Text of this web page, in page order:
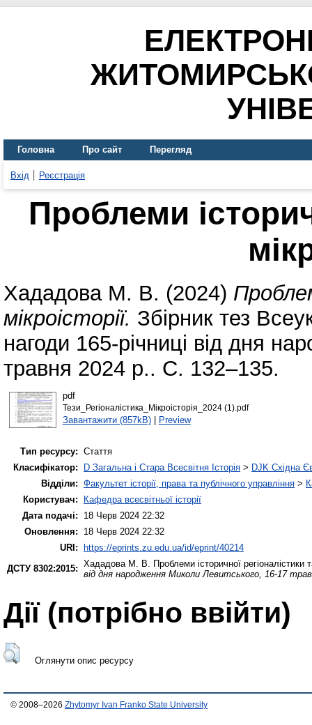
Головна Про сайт Перегляд
Вхід Реєстрація
Проблеми
Хададова М. В. (2024)
мікроісторії. Збірник тез
нагоди 165-річниці від дня
травня 2024 р.. С. 132–135.
pdf
Тези_Регіоналістика_Мікроісторія_2024 (1).pdf
Завантажити (857kB)| Preview
Тип ресурсу: Стаття
Класифікатор:
D Загальна і Стара Всесвітня Історія > DJK Східна
Відділи: Факультет історії, права та публічного управління >
Користувач:
Кафедра всесвітньої історії
Дата подачі:
18 Черв 2024 22:32
Оновлення:
18 Черв 2024 22:32
URI:
https://eprints.zu.edu.ua/id/eprint/40214
ДСТУ 8302:2015: Хададова М. В. Проблеми історичної регіоналістики
від дня народження Миколи Левитського, 16-17
Дії ​​(потрібно ввійти)
Оглянути опис ресурсу
© 2008–2026 Zhytomyr Ivan Franko State University